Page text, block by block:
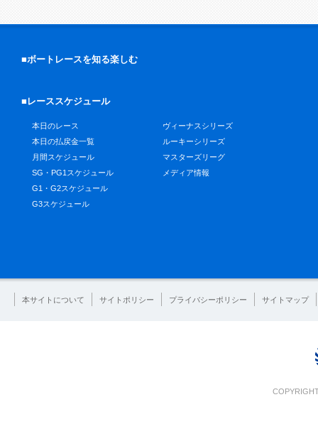
■ボートレースを知る楽しむ
■レーススケジュール
本日のレース
本日の払戻金一覧
月間スケジュール
SG・PG1スケジュール
G1・G2スケジュール
G3スケジュール
ヴィーナスシリーズ
ルーキーシリーズ
マスターズリーグ
メディア情報
本サイトについて サイトポリシー プライバシーポリシー サイトマップ